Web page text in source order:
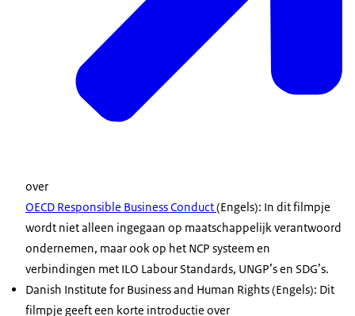
over
OECD Responsible Business Conduct(Engels): In dit filmpje
wordt niet alleen ingegaan op maatschappelijk verantwoord
ondernemen, maar ook op het NCP systeem en
verbindingen met ILO Labour Standards, UNGP’sen SDG’s.
Danish Institute for Business and Human Rights(Engels): Dit
filmpje geeft een korte introductie over